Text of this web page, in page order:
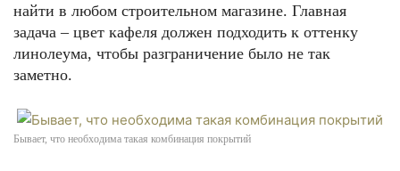
найти в любом строительном магазине. Главная
задача – цвет кафеля должен подходить к оттенку
линолеума, чтобы разграничение было не так
заметно.
Бывает, что необходима такая комбинация покрытий